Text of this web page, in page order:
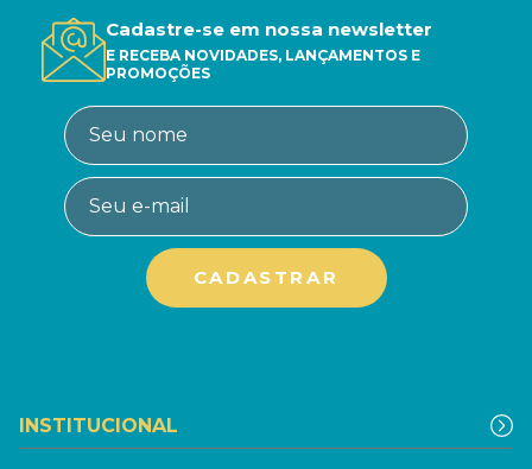
Cadastre-se em nossa newsletter
E RECEBA NOVIDADES, LANÇAMENTOS E
PROMOÇÕES
INSTITUCIONAL